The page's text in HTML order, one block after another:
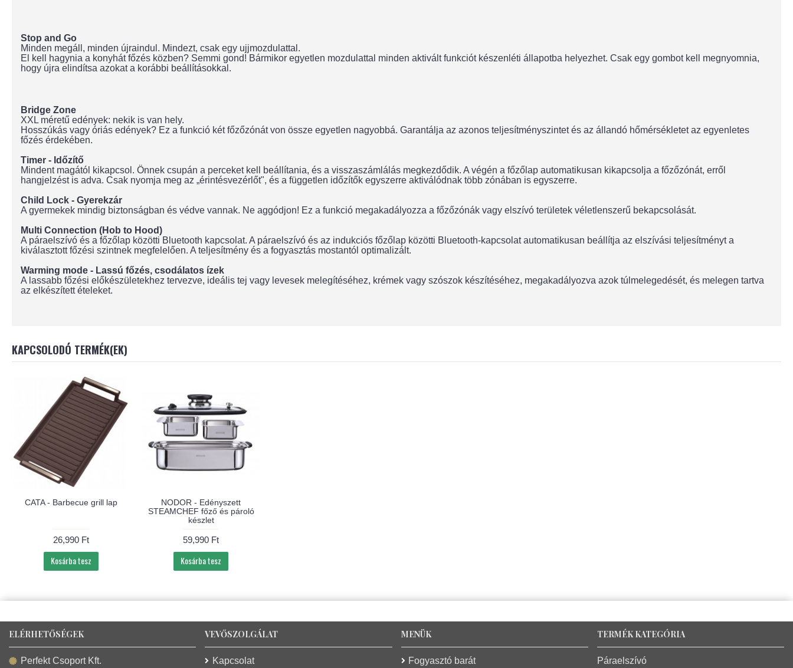
Stop and Go
Minden megáll, minden újraindul. Mindezt, csak egy ujjmozdulattal.
El kell hagynia a konyhát főzés közben? Semmi gond! Bármikor egyetlen mozdulattal minden aktivált funkciót készenléti állapotba helyezhet. Csak egy gombot kell megnyomnia,
hogy újra elindítsa azokat a korábbi beállításokkal.
Bridge Zone
XXL méretű edények: nekik is van hely.
Hosszúkás vagy óriás edények? Ez a funkció két főzőzónát von össze egyetlen nagyobbá. Garantálja az azonos teljesítményszintet és az állandó hőmérsékletet az egyenletes
főzés érdekében.
Timer - Időzítő
Mindent magától kikapcsol. Önnek csupán a perceket kell beállítania, és a visszaszámlálás megkezdődik. A végén a főzőlap automatikusan kikapcsolja a főzőzónát, erről
hangjelzést is adva. Csak nyomja meg az „érintésvezérlőt", és a független időzítők egyszerre aktiválódnak több zónában is egyszerre.
Child Lock - Gyerekzár
A gyermekek mindig biztonságban és védve vannak. Ne aggódjon! Ez a funkció megakadályozza a főzőzónák vagy elszívó területek véletlenszerű bekapcsolását.
Multi Connection (Hob to Hood)
A páraelszívó és a főzőlap közötti Bluetooth kapcsolat. A páraelszívó és az indukciós főzőlap közötti Bluetooth-kapcsolat automatikusan beállítja az elszívási teljesítményt a
kiválasztott főzési szintnek megfelelően. A teljesítmény és a fogyasztás mostantól optimalizált.
Warming mode - Lassú főzés, csodálatos ízek
A lassabb főzési előkészületekhez tervezve, ideális tej vagy levesek melegítéséhez, krémek vagy szószok készítéséhez, megakadályozva azok túlmelegedését, és melegen tartva
az elkészített ételeket.
KAPCSOLODÓ TERMÉK(EK)
CATA - Barbecue grill lap
26,990 Ft
Kosárba tesz
NODOR - Edényszett
STEAMCHEF főző és pároló
készlet
59,990 Ft
Kosárba tesz
ELÉRHETŐSÉGEK
Perfekt Csoport Kft.
VEVŐSZOLGÁLAT
Kapcsolat
MENÜK
Fogyasztó barát
TERMÉK KATEGÓRIA
Páraelszívó